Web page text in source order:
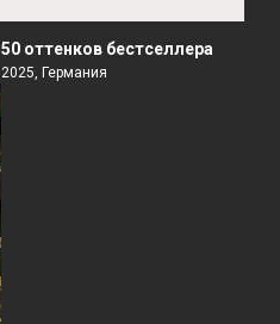
50 оттенков бестселлера
2025, Германия